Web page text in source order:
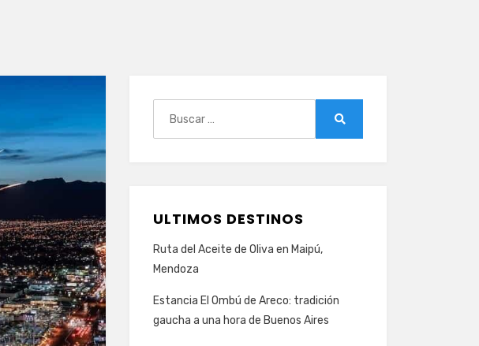
ULTIMOS DESTINOS
Ruta del Aceite de Oliva en Maipú,
Mendoza
Estancia El Ombú de Areco: tradición
gaucha a una hora de Buenos Aires